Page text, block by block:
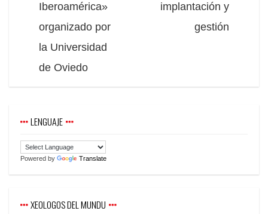
Iberoamérica»
organizado por
la Universidad
de Oviedo
implantación y
gestión
LENGUAJE
Powered by Translate
XEOLOGOS DEL MUNDU